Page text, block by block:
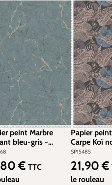
peint Marbre
bleu-gris -
Stories 2
Création | Réf.
régulier :
€ TTC
Papier
Carpe Koï
d'AS
SP15485
SP15485
Prix
21,90 €
le rouleau